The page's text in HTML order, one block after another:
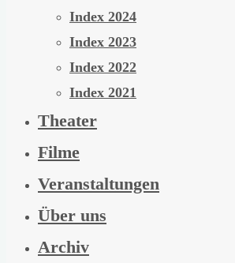
Index 2024
Index 2023
Index 2022
Index 2021
Theater
Filme
Veranstaltungen
Über uns
Archiv